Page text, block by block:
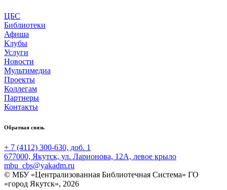
ЦБС
Библиотеки
Афиша
Клубы
Услуги
Новости
Мультимедиа
Проекты
Коллегам
Партнеры
Контакты
Обратная связь
+ 7 (4112) 300-630, доб. 1
677000, Якутск, ул. Ларионова, 12А, левое крыло
mbu_cbs@yakadm.ru
© МБУ «Централизованная Библиотечная Система» ГО
«город Якутск», 2026